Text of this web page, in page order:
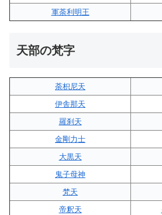
軍荼利明王
天部の梵字
荼枳尼天
伊舎那天
羅刹天
金剛力士
大黒天
鬼子母神
梵天
帝釈天